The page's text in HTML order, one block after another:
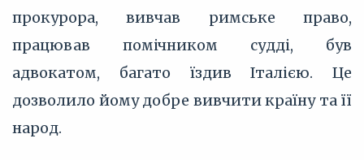
прокурора, вивчав римське право,
працював помічником судді, був
адвокатом, багато їздив Італією. Це
дозволило йому добре вивчити країну та її
народ.